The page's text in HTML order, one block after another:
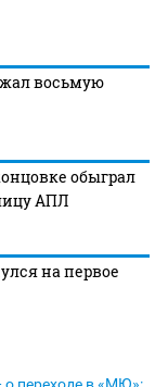
восьмую
обыграл
АПЛ
на первое